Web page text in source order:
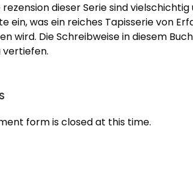
dieser Serie sind
ein, was ein reiches Tapisserie von
wird. Die Schreibweise in diesem
vertiefen.
form is closed at this time.